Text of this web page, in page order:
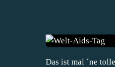
Das ist mal ´ne